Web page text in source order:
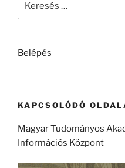
Belépés
KAPCSOLÓDÓ
Magyar Tudományos
Információs Központ